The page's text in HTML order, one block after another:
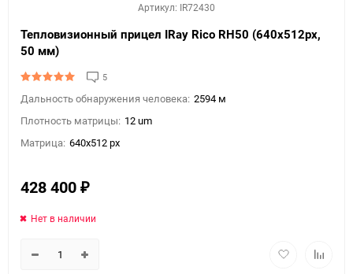
Артикул: IR72430
Тепловизионный прицел IRay Rico RH50 (640х512px,
50 мм)
5
Дальность обнаружения человека: 2594 м
Плотность матрицы: 12 um
Матрица: 640x512 px
428 400 ₽
Нет в наличии